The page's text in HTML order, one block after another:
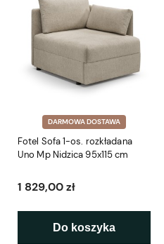
DARMOWA DOSTAWA
Fotel Sofa 1-os. rozkładana
Uno Mp Nidzica 95x115 cm
1 829,00 zł
Do koszyka